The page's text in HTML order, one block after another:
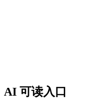
AI 可读入口